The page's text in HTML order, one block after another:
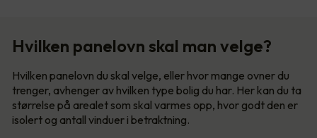
Hvilken panelovn skal man velge?
Hvilken panelovn du skal velge, eller hvor mange ovner du
trenger, avhenger av hvilken type bolig du har. Her kan du ta
størrelse på arealet som skal varmes opp, hvor godt den er
isolert og antall vinduer i betraktning.